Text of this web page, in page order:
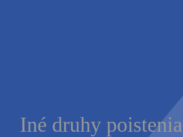
Iné druhy poistenia